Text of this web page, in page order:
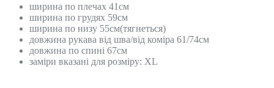
ширина по плечах 41см
ширина по грудях 59см
ширина по низу 55см(тягнеться)
довжина рукава від шва/від коміра 61/74см
довжина по спині 67см
заміри вказані для розміру: XL